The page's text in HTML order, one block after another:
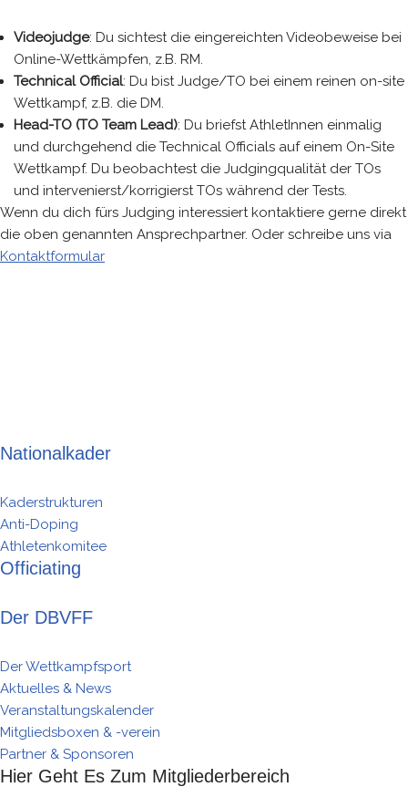
Videojudge: Du sichtest die eingereichten Videobeweise bei
Online-Wettkämpfen, z.B. RM.
Technical Official: Du bist Judge/TO bei einem reinen on-site
Wettkampf, z.B. die DM.
Head-TO (TO Team Lead): Du briefst AthletInnen einmalig
und durchgehend die Technical Officials auf einem On-Site
Wettkampf. Du beobachtest die Judgingqualität der TOs
und intervenierst/korrigierst TOs während der Tests.
Wenn du dich fürs Judging interessiert kontaktiere gerne direkt
die oben genannten Ansprechpartner. Oder schreibe uns via
Kontaktformular
Nationalkader
Kaderstrukturen
Anti-Doping
Athletenkomitee
Officiating
Der DBVFF
Der Wettkampfsport
Aktuelles & News
Veranstaltungskalender
Mitgliedsboxen & -verein
Partner & Sponsoren
Hier Geht Es Zum Mitgliederbereich